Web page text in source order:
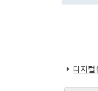
디지